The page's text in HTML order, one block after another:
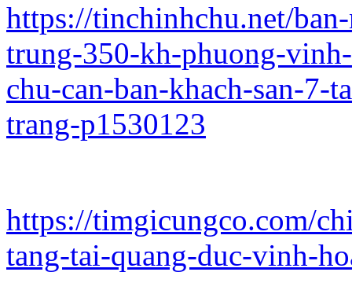
https://tinchinhchu.net/
trung-350-kh-phuong-
chu-can-ban-khach-san-7-
trang-p1530123
https://timgicungco.com/
tang-tai-quang-duc-vinh-